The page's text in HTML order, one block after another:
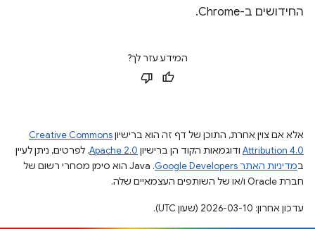
החידושים ב-Chrome.
המידע עזר לך?
אלא אם צוין אחרת, התוכן של דף זה הוא ברישיוןCreative Commons
Attribution 4.0 ודוגמאות הקוד הן ברישיון Apache 2.0. לפרטים, ניתן לעיין
במדיניות האתר Google Developers‏
.‏ Java הוא סימן מסחרי רשום של
חברת Oracle ו/או של השותפים העצמאיים שלה.
עדכון אחרון: 2026-03-10 (שעון UTC).